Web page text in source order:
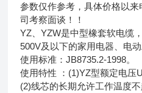
参数仅作参考，具体价格以
司考察面谈！！
YZ、YZW是中型橡套软电缆
500V及以下的家用电器、电
使用标准：JB8735.2-1998。
使用特性 ：(1)YZ型额定电压
(2)线芯的长期允许工作温度